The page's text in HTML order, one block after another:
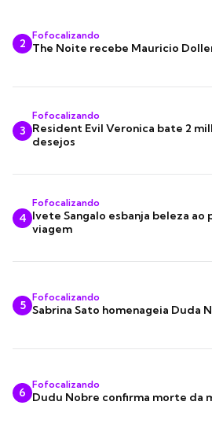
2
Fofocalizando
The Noite recebe Mauricio
3
Fofocalizando
Resident Evil Veronica bate 2
desejos
4
Fofocalizando
Ivete Sangalo esbanja beleza ao
viagem
5
Fofocalizando
Sabrina Sato homenageia Duda
6
Fofocalizando
Dudu Nobre confirma morte da